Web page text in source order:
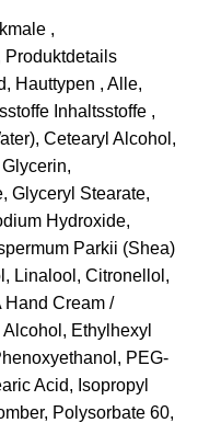
,
Produktdetails
Hauttypen , Alle,
Inhaltsstoffe ,
Cetearyl Alcohol,
Glyceryl Stearate,
Hydroxide,
Parkii (Shea)
Linalool, Citronellol,
Hand Cream /
Ethylhexyl
PEG-
Acid, Isopropyl
Polysorbate 60,